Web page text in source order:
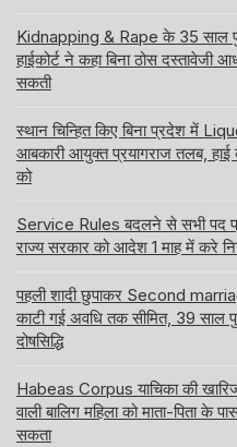
Kidnapping & Rape के 35 साल
हाईकोर्ट ने कहा बिना ठोस दस्तावेजी
सकती
स्थान चिन्हित किए बिना प्रदेश में
आबकारी आयुक्त प्रयागराज तलब, हाई
को
Service Rules बदलने से सभी पद
राज्य सरकार को आदेश 1 माह में करे
पहली शादी छुपाकर Second
काटी गई अवधि तक सीमित, 39 साल
दोषसिद्धि
Habeas Corpus याचिका की
वाली बालिग महिला को माता-पिता के
सकता